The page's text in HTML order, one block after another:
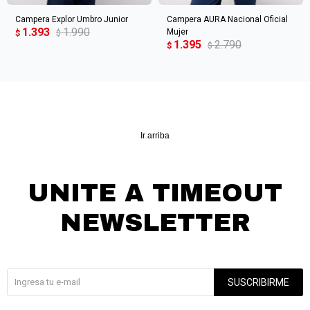
Campera Explor Umbro Junior
$ 1.393 $ 1.990
Campera AURA Nacional Oficial
Mujer
$ 1.395 $ 2.790
Ir arriba
UNITE A TIMEOUT
NEWSLETTER
SUSCRIBIRME